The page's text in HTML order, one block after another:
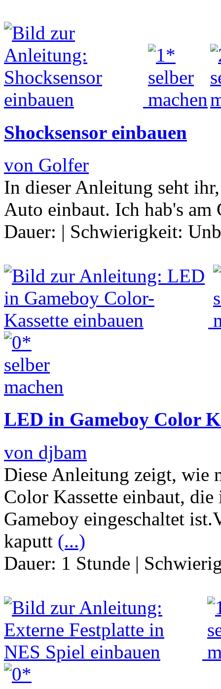
Shocksensor einbauen
von Golfer
In dieser Anleitung seht
Auto einbaut. Ich hab's
Dauer: | Schwierigkeit:
LED in Gameboy Color
von djbam
Diese Anleitung zeigt, wie
Color Kassette einbaut,
Gameboy eingeschaltet
kaputt (...)
Dauer: 1 Stunde |